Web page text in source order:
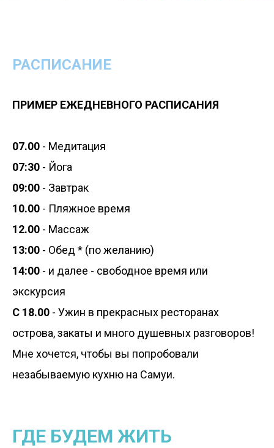
РАСПИСАНИЕ
ПРИМЕР ЕЖЕДНЕВНОГО РАСПИСАНИЯ
07.00 - Медитация
07:30 - Йога
09:00 - Завтрак
10.00 - Пляжное время
12.00 - Массаж
13:00 - Обед * (по желанию)
14:00 - и далее - свободное время или
экскурсия
С 18.00 - Ужин в прекрасных ресторанах
острова, закаты и много душевных разговоров!
Мне хочется, чтобы вы попробовали
незабываемую кухню на Самуи.
ГДЕ БУДЕМ ЖИТЬ